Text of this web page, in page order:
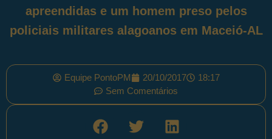
apreendidas e um homem preso pelos
policiais militares alagoanos em Maceió-AL
Equipe PontoPM 20/10/2017
18:17
Sem Comentários